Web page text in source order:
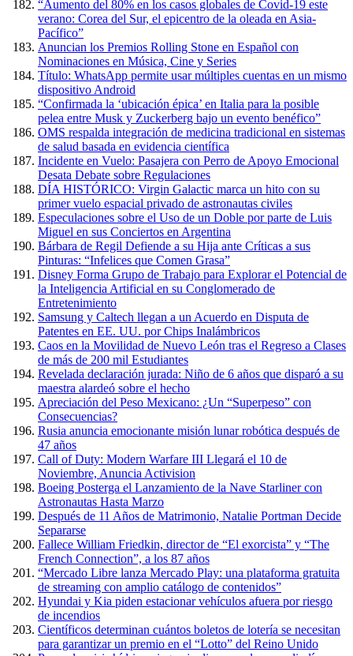
“Aumento del 80% en los casos globales de Covid-19 este
verano: Corea del Sur, el epicentro de la oleada en Asia-
Pacífico”
Anuncian los Premios Rolling Stone en Español con
Nominaciones en Música, Cine y Series
Título: WhatsApp permite usar múltiples cuentas en un mismo
dispositivo Android
“Confirmada la ‘ubicación épica’ en Italia para la posible
pelea entre Musk y Zuckerberg bajo un evento benéfico”
OMS respalda integración de medicina tradicional en sistemas
de salud basada en evidencia científica
Incidente en Vuelo: Pasajera con Perro de Apoyo Emocional
Desata Debate sobre Regulaciones
DÍA HISTÓRICO: Virgin Galactic marca un hito con su
primer vuelo espacial privado de astronautas civiles
Especulaciones sobre el Uso de un Doble por parte de Luis
Miguel en sus Conciertos en Argentina
Bárbara de Regil Defiende a su Hija ante Críticas a sus
Pinturas: “Infelices que Comen Grasa”
Disney Forma Grupo de Trabajo para Explorar el Potencial de
la Inteligencia Artificial en su Conglomerado de
Entretenimiento
Samsung y Caltech llegan a un Acuerdo en Disputa de
Patentes en EE. UU. por Chips Inalámbricos
Caos en la Movilidad de Nuevo León tras el Regreso a Clases
de más de 200 mil Estudiantes
Revelada declaración jurada: Niño de 6 años que disparó a su
maestra alardeó sobre el hecho
Apreciación del Peso Mexicano: ¿Un “Superpeso” con
Consecuencias?
Rusia anuncia emocionante misión lunar robótica después de
47 años
Call of Duty: Modern Warfare III Llegará el 10 de
Noviembre, Anuncia Activision
Boeing Posterga el Lanzamiento de la Nave Starliner con
Astronautas Hasta Marzo
Después de 11 Años de Matrimonio, Natalie Portman Decide
Separarse
Fallece William Friedkin, director de “El exorcista” y “The
French Connection”, a los 87 años
“Mercado Libre lanza Mercado Play: una plataforma gratuita
de streaming con amplio catálogo de contenidos”
Hyundai y Kia piden estacionar vehículos afuera por riesgo
de incendios
Científicos determinan cuántos boletos de lotería se necesitan
para garantizar un premio en el “Lotto” del Reino Unido